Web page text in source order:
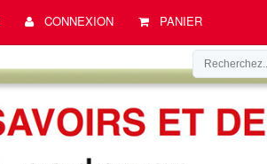
CONNEXION PANIER